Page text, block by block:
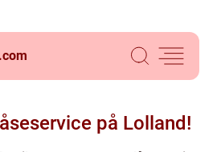
com
på Lolland!